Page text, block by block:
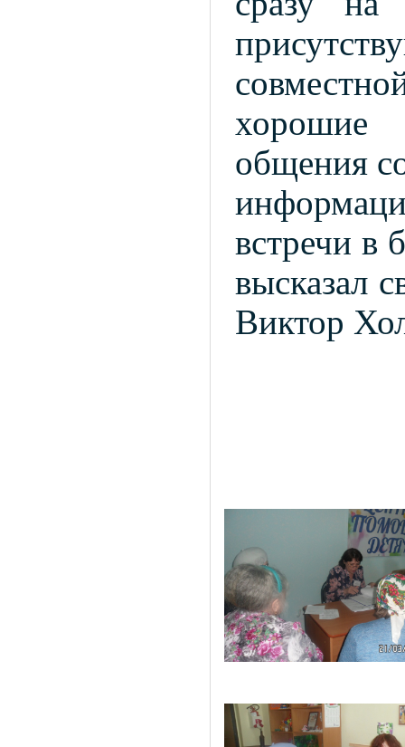
хорошие
общения
встречи в
высказал
Виктор